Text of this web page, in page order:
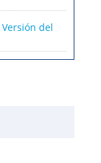
Versión del